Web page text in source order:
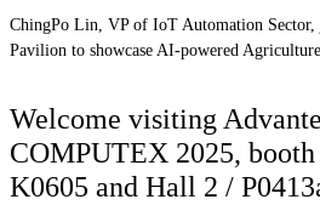
ChingPo Lin, VP of IoT Automation Sector,
Pavilion to showcase AI-powered
Welcome visiting
COMPUTEX 2025,
K0605 and Hall 2 /